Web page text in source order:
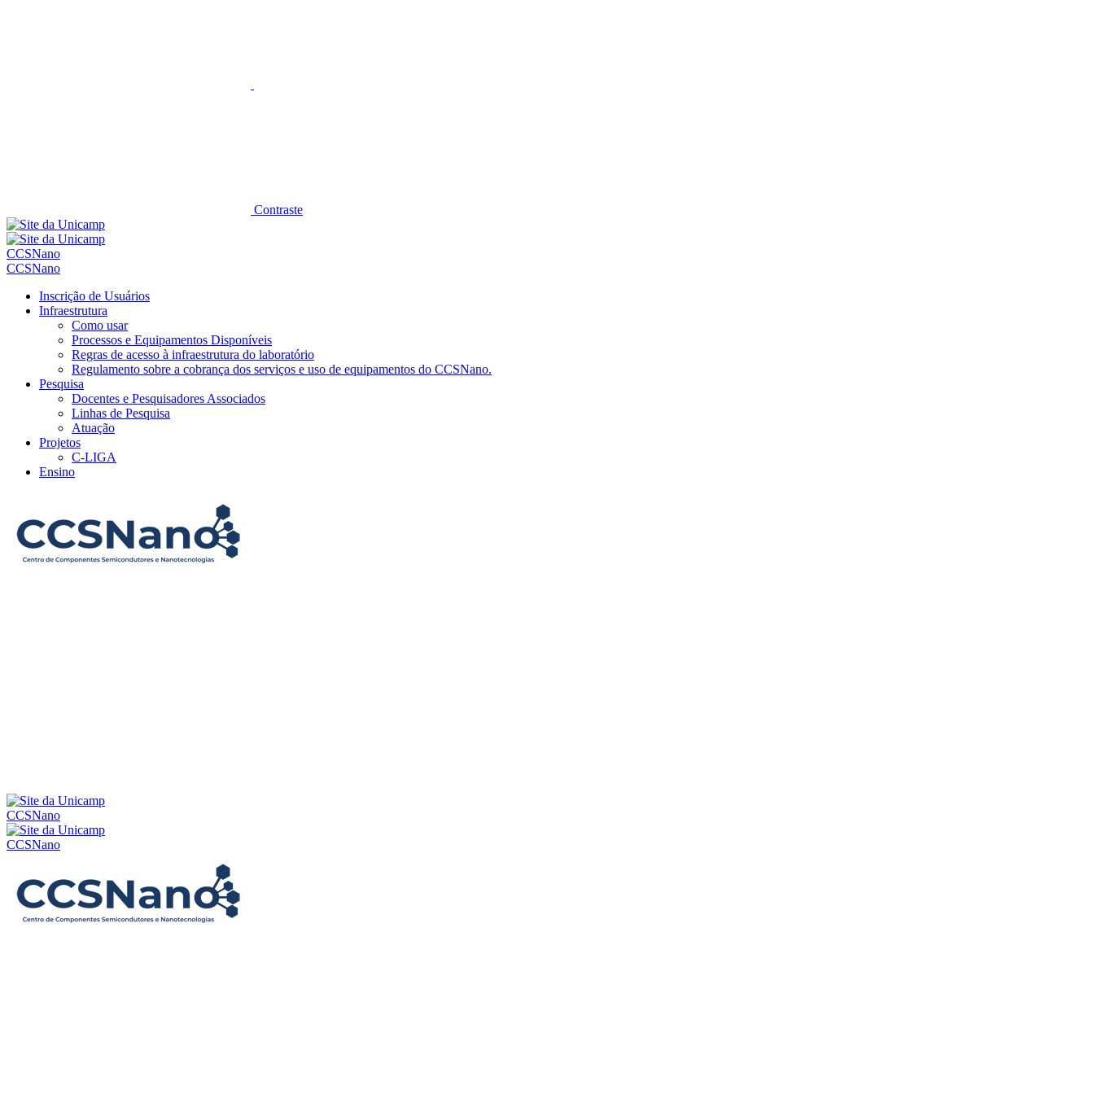
Contraste
CCSNano
CCSNano
Inscrição de Usuários
Infraestrutura
Como usar
Processos e Equipamentos Disponíveis
Regras de acesso à infraestrutura do laboratório
Regulamento sobre a cobrança dos serviços e uso de equipamentos do CCSNano.
Pesquisa
Docentes e Pesquisadores Associados
Linhas de Pesquisa
Atuação
Projetos
C-LIGA
Ensino
CCSNano
CCSNano